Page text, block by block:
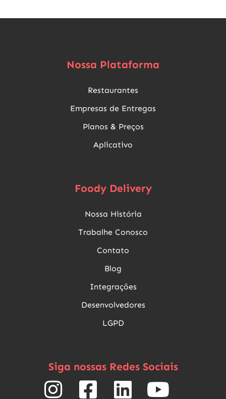
Nossa Plataforma
Restaurantes
Empresas de Entregas
Planos & Preços
Aplicativo
Foody Delivery
Nossa História
Trabalhe Conosco
Contato
Blog
Integrações
Desenvolvedores
LGPD
Siga nossas Redes Sociais